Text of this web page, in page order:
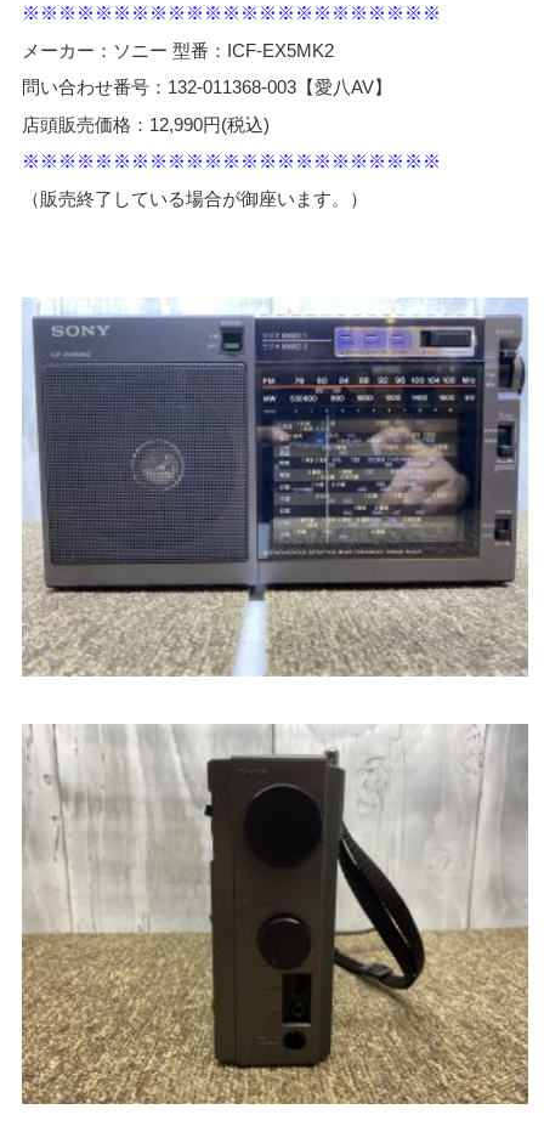
※※※※※※※※※※※※※※※※※※※※※※※
メーカー：ソニー 型番：ICF-EX5MK2
問い合わせ番号：132-011368-003【愛八AV】
店頭販売価格：12,990円(税込)
※※※※※※※※※※※※※※※※※※※※※※※
（販売終了している場合が御座います。）